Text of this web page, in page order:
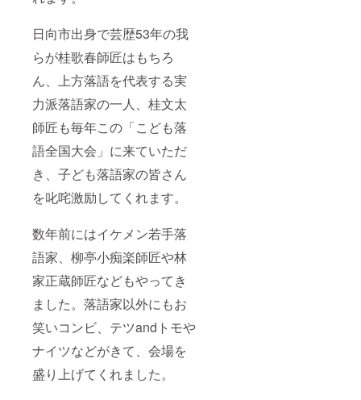
日向市出身で芸歴53年の我
らが桂歌春師匠はもちろ
ん、上方落語を代表する実
力派落語家の一人、桂文太
師匠も毎年この「こども落
語全国大会」に来ていただ
き、子ども落語家の皆さん
を叱咤激励してくれます。
数年前にはイケメン若手落
語家、柳亭小痴楽師匠や林
家正蔵師匠などもやってき
ました。落語家以外にもお
笑いコンビ、テツandトモや
ナイツなどがきて、会場を
盛り上げてくれました。